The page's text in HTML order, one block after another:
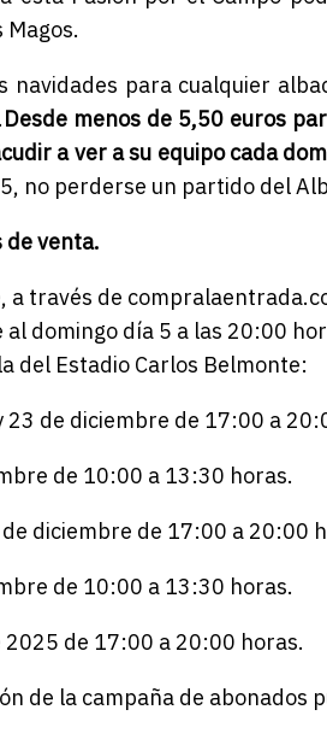
Magos.
navidades para cualquier
Desde menos de 5,50 euros
a ver a su equipo cada
no perderse un partido del
de venta.
de
al domingo día 5 a las 20:00
Estadio Carlos Belmonte:
de diciembre de 17:00 a
de 10:00 a 13:30 horas.
de 17:00 a 20:00
de 10:00 a 13:30 horas.
2025 de 17:00 a 20:00 horas.
de la campaña de abonados